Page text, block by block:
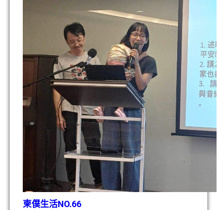
柬僕生活NO.66